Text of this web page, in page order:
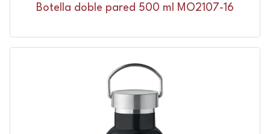
Botella doble pared 500 ml MO2107-16